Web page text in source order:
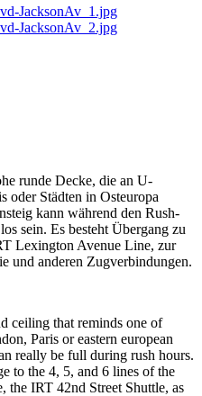
JacksonAv_1.jpg
JacksonAv_2.jpg
runde Decke, die an U-
oder Städten in Osteuropa
kann während den Rush-
sein. Es besteht Übergang zu
Lexington Avenue Line, zur
und anderen Zugverbindungen.
ceiling that reminds one of
Paris or eastern european
really be full during rush hours.
to the 4, 5, and 6 lines of the
IRT 42nd Street Shuttle, as